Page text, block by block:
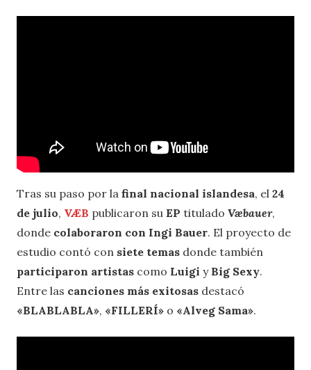
Tras su paso por la final nacional islandesa, el 24
de julio, VÆB publicaron su EP titulado Væbauer,
donde colaboraron con Ingi Bauer. El proyecto de
estudio contó con siete temas donde también
participaron artistas como Luigi y Big Sexy.
Entre las canciones más exitosas destacó
«BLABLABLA», «FILLERÍ» o «Alveg Sama».